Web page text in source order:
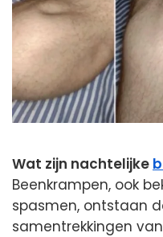
Wat zijn nachtelijke
Beenkrampen, ook
spasmen, ontstaan
samentrekkingen